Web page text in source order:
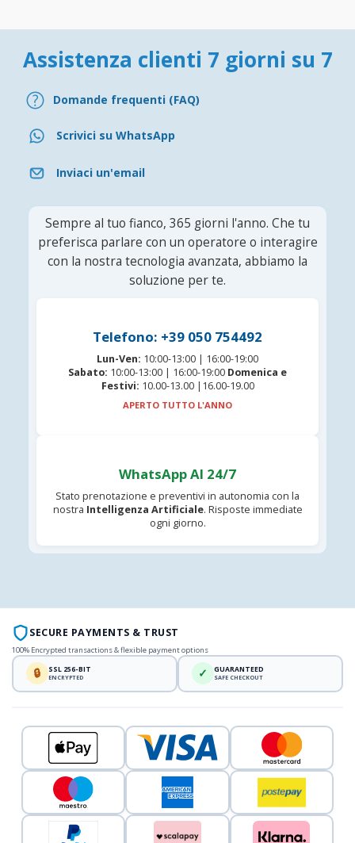
Assistenza clienti 7 giorni su 7
Domande frequenti (FAQ)
Scrivici su WhatsApp
Inviaci un'email
Sempre al tuo fianco, 365 giorni l'anno. Che tu
preferisca parlare con un operatore o interagire
con la nostra tecnologia avanzata, abbiamo la
soluzione per te.
Telefono: +39 050 754492
Lun-Ven: 10:00-13:00 | 16:00-19:00
Sabato: 10:00-13:00 | 16:00-19:00 Domenica e
Festivi: 10.00-13.00 |16.00-19.00
APERTO TUTTO L'ANNO
WhatsApp AI 24/7
Stato prenotazione e preventivi in autonomia con la
nostra Intelligenza Artificiale. Risposte immediate
ogni giorno.
SECURE PAYMENTS & TRUST
100% Encrypted transactions & flexible payment options
🔒 SSL 256-BIT
ENCRYPTED ✓ GUARANTEED
SAFE CHECKOUT